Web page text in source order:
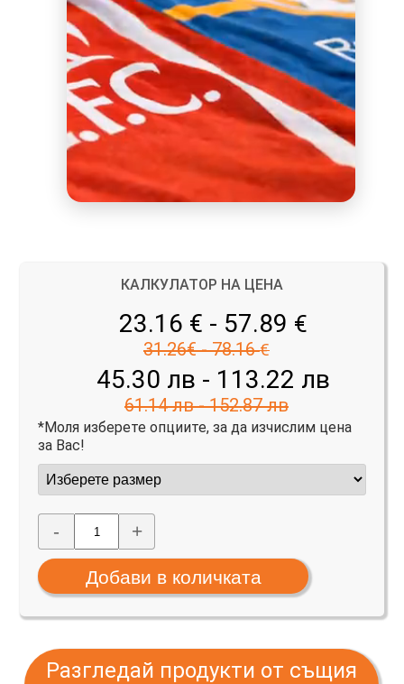
КАЛКУЛАТОР НА ЦЕНА
23.16 € - 57.89 €
31.26€ - 78.16 €
45.30 лв - 113.22 лв
61.14 лв - 152.87 лв
*Моля изберете опциите, за да изчислим цена
за Вас!
- +
Разгледай продукти от същия